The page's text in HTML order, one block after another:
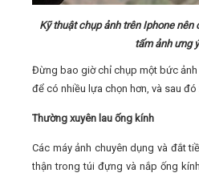
Kỹ thuật chụp ảnh trên Iphone
tấm ảnh ưng
Đừng bao giờ chỉ chụp một bức
để có nhiều lựa chọn hơn, và sau
Thường xuyên lau ống kính
Các máy ảnh chuyên dụng và đắt
thận trong túi đựng và nắp ống